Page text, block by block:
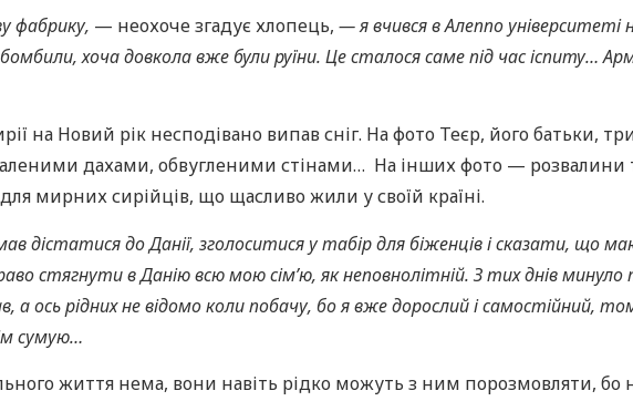
фабрику, — неохоче згадує хлопець, — я вчився в Алеппо університеті
хоча довкола вже були руїни. Це сталося саме під час іспиту…
на Новий рік несподівано випав сніг. На фото Теєр, його батьки,
дахами, обвугленими стінами… На інших фото — розвалини
мирних сирійців, що щасливо жили у своїй країні.
дістатися до Данії, зголоситися у табір для біженців і сказати, що
стягнути в Данію всю мою сім’ю, як неповнолітній. З тих днів минуло
рідних не відомо коли побачу, бо я вже дорослий і самостійний,
сумую…
життя нема, вони навіть рідко можуть з ним порозмовляти, бо